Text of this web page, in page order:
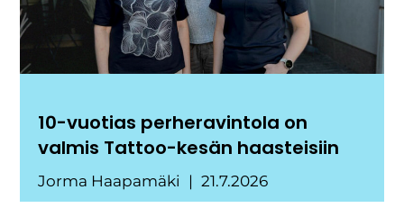
10-vuotias perheravintola on
valmis Tattoo-kesän haasteisiin
Jorma Haapamäki 21.7.2026